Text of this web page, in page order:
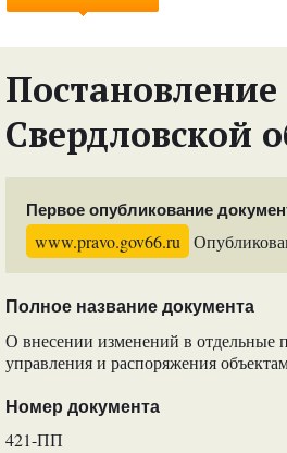
Свердловской
Первое опубликование
www.pravo.gov66.ru
Полное название документа
О внесении изменений в отдельные
управления и распоряжения
Номер документа
421-ПП